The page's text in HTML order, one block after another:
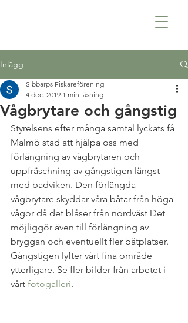
Inlägg
Vågbrytare och gångstig
Sibbarps Fiskareförening
4 dec. 2019 1 min läsning
Styrelsens efter många samtal lyckats få
Malmö stad att hjälpa oss med
förlängning av vågbrytaren och
uppfräschning av gångstigen längst
med badviken. Den förlängda
vågbrytare skyddar våra båtar från höga
vågor då det blåser från nordväst Det
möjliggör även till förlängning av
bryggan och eventuellt fler båtplatser.
Gångstigen lyfter vårt fina område
ytterligare. Se fler bilder från arbetet i
vårt fotogalleri.